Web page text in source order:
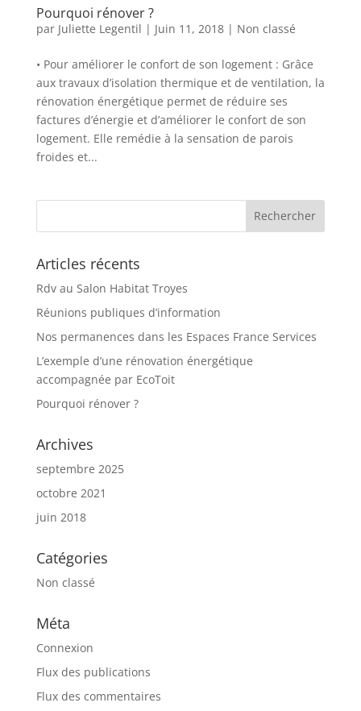
Pourquoi rénover ?
par Juliette Legentil | Juin 11, 2018| Non classé
• Pour améliorer le confort de son logement : Grâce
aux travaux d’isolation thermique et de ventilation, la
rénovation énergétique permet de réduire ses
factures d’énergie et d’améliorer le confort de son
logement. Elle remédie à la sensation de parois
froides et...
Articles récents
Rdv au Salon Habitat Troyes
Réunions publiques d’information
Nos permanences dans les Espaces France Services
L’exemple d’une rénovation énergétique
accompagnée par EcoToit
Pourquoi rénover ?
Archives
septembre 2025
octobre 2021
juin 2018
Catégories
Non classé
Méta
Connexion
Flux des publications
Flux des commentaires